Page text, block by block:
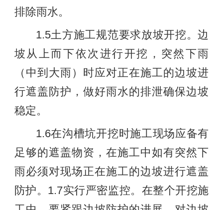
排除雨水。
1.5土方施工规范要求放坡开挖。边
坡从上而下依次进行开挖，突然下雨
（中到大雨）时应对正在施工的边坡进
行遮盖防护，做好雨水的排泄确保边坡
稳定。
1.6在沟槽坑开挖时施工现场应备有
足够的遮盖物资，在施工中如有突然下
雨必须对现场正在施工的边坡进行遮盖
防护。1.7实行严密监控。在整个开挖施